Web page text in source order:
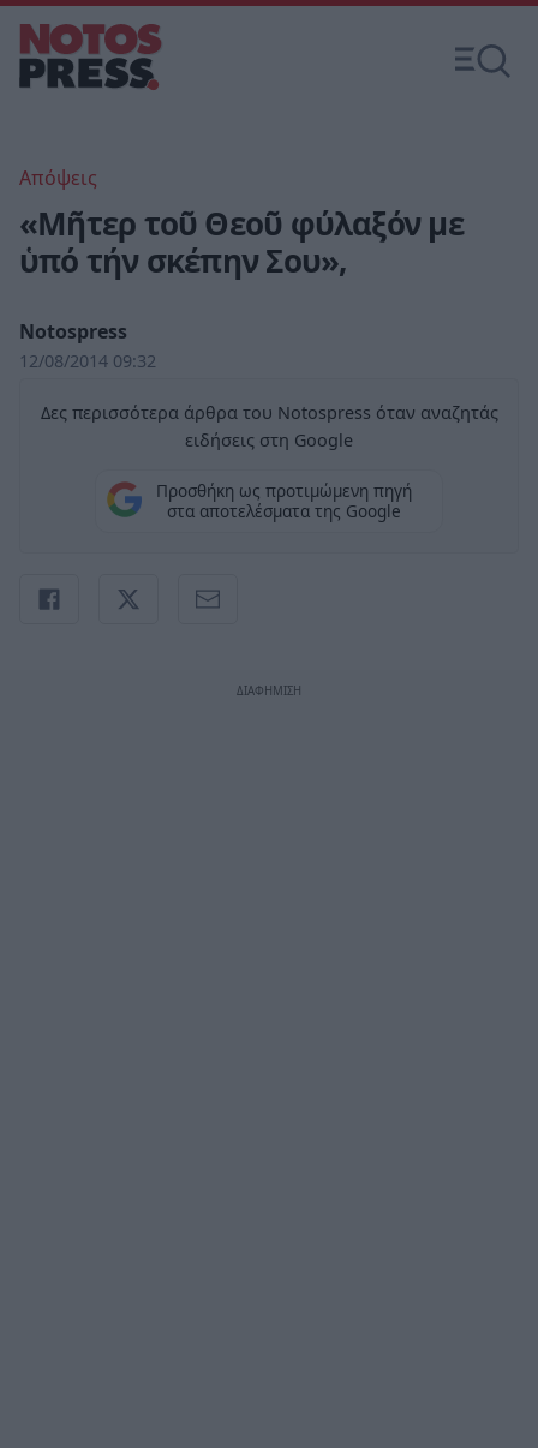
Απόψεις
«Μῆτερ τοῦ Θεοῦ φύλαξόν με
ὑπό τήν σκέπην Σου»,
Notospress
12/08/2014 09:32
Δες περισσότερα άρθρα του Notospress όταν αναζητάς
ειδήσεις στη Google
Προσθήκη ως προτιμώμενη πηγή
στα αποτελέσματα της Google